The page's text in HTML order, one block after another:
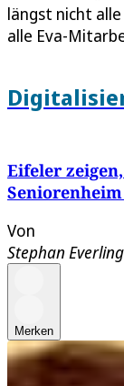
längst nicht alle
alle Eva-
Eifeler
Von
Stephan Everling
Merken